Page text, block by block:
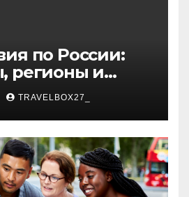
по России:
регионы и
поездок
TRAVELBOX27_